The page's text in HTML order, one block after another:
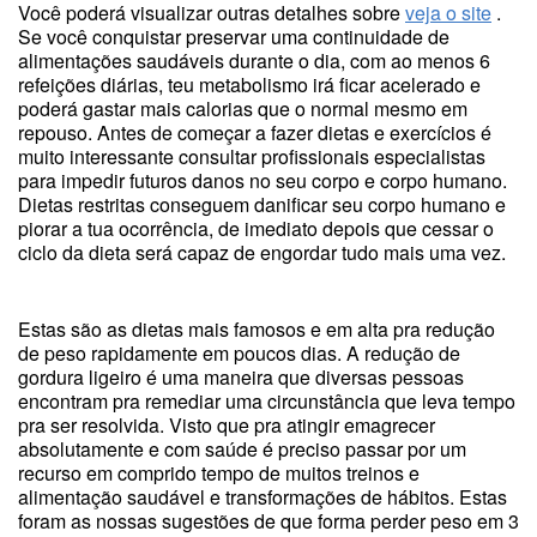
Você poderá visualizar outras detalhes sobreveja o site .
Se você conquistar preservar uma continuidade de
alimentações saudáveis durante o dia, com ao menos 6
refeições diárias, teu metabolismo irá ficar acelerado e
poderá gastar mais calorias que o normal mesmo em
repouso. Antes de começar a fazer dietas e exercícios é
muito interessante consultar profissionais especialistas
para impedir futuros danos no seu corpo e corpo humano.
Dietas restritas conseguem danificar seu corpo humano e
piorar a tua ocorrência, de imediato depois que cessar o
ciclo da dieta será capaz de engordar tudo mais uma vez.
Estas são as dietas mais famosos e em alta pra redução
de peso rapidamente em poucos dias. A redução de
gordura ligeiro é uma maneira que diversas pessoas
encontram pra remediar uma circunstância que leva tempo
pra ser resolvida. Visto que pra atingir emagrecer
absolutamente e com saúde é preciso passar por um
recurso em comprido tempo de muitos treinos e
alimentação saudável e transformações de hábitos. Estas
foram as nossas sugestões de que forma perder peso em 3